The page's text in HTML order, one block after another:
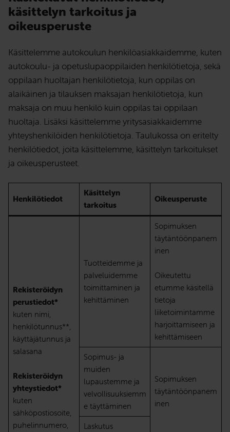
käsittelyn tarkoitus ja
oikeusperuste
Käsittelemme autokoulun henkilöasiakkaidemme, kuten
autokoulu- ja opetuslupaoppilaiden henkilötietoja, sekä
oppilaan huoltajan henkilötietoja, kun oppilas on
alaikäinen ja tilauksen maksajan henkilötietoja, kun
maksaja on muu henkilö kuin oppilas tai oppilaan
huoltaja. Lisäksi käsittelemme yritysasiakkaidemme
yhteyshenkilöiden henkilötietoja. Taulukossa on eritelty
henkilötiedot, joita käsittelemme, käsittelyn tarkoitukset
ja oikeusperusteet.
Henkilötiedot
Käsittelyn
tarkoitus
Oikeusperuste
Rekisteröidyn
perustiedot*
kuten nimi,
henkilötunnus**,
käyttäjätunnus ja
salasana
Rekisteröidyn
yhteystiedot*
kuten
sähköpostiosoite,
puhelinnumero,
Tuotteidemme ja
palveluidemme
toimittaminen ja
kehittäminen
Sopimuksen
täytäntöönpanem
inen
Oikeutettu
etumme käsitellä
tietoja
liiketoimintamme
harjoittamiseen ja
kehittämiseen
Sopimus- ja
muiden
lupaustemme ja
velvollisuuksiemm
e täyttäminen
Sopimuksen
täytäntöönpanem
inen
Laskutus